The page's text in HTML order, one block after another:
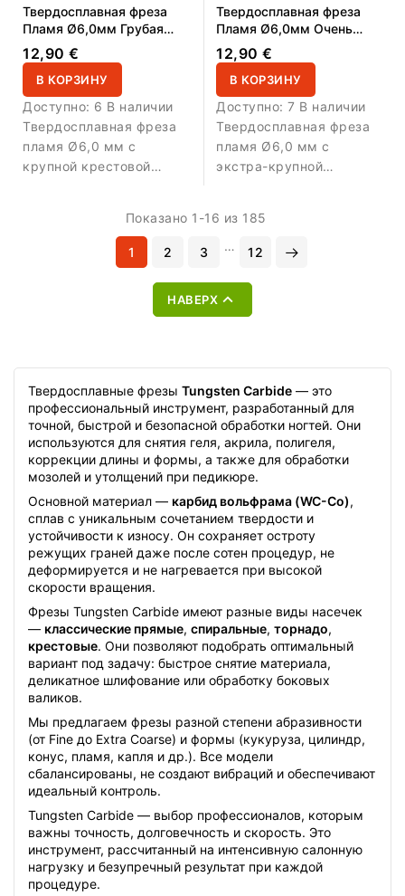
Твердосплавная фреза
Пламя Ø6,0мм Грубая
крестовая насечка DLC
РЧ 16,0мм L/R
12,90 €
В КОРЗИНУ
Доступно: 6 В наличии
Твердосплавная фреза
пламя Ø6,0 мм с
крупной крестовой
и L/R. Предназначена
эффективного снятия
Твердосплавная фреза
Пламя Ø6,0мм Очень
Грубая крестовая
насечка DLC РЧ 16,0мм
L/R
12,90 €
В КОРЗИНУ
Доступно: 7 В наличии
Твердосплавная фреза
пламя Ø6,0 мм с
экстра-крупной
мм и L/R.
Предназначена для
снятия плотных
материалов.
Показано 1-16 из 185
1 2 3 … 12
НАВЕРХ 
Твердосплавные фрезы Tungsten Carbide — это
профессиональный инструмент, разработанный для
точной, быстрой и безопасной обработки ногтей. Они
используются для снятия геля, акрила, полигеля,
коррекции длины и формы, а также для обработки
мозолей и утолщений при педикюре.
Основной материал — карбид вольфрама (WC-Co),
сплав с уникальным сочетанием твердости и
устойчивости к износу. Он сохраняет остроту
режущих граней даже после сотен процедур, не
деформируется и не нагревается при высокой
скорости вращения.
Фрезы Tungsten Carbide имеют разные виды насечек
— классические прямые, спиральные, торнадо,
крестовые. Они позволяют подобрать оптимальный
вариант под задачу: быстрое снятие материала,
деликатное шлифование или обработку боковых
валиков.
Мы предлагаем фрезы разной степени абразивности
(от Fine до Extra Coarse) и формы (кукуруза, цилиндр,
конус, пламя, капля и др.). Все модели
сбалансированы, не создают вибраций и обеспечивают
идеальный контроль.
Tungsten Carbide — выбор профессионалов, которым
важны точность, долговечность и скорость. Это
инструмент, рассчитанный на интенсивную салонную
нагрузку и безупречный результат при каждой
процедуре.